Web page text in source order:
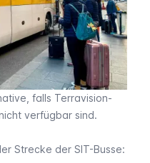
falls Terravision-
verfügbar sind.
Strecke der SIT-Busse: